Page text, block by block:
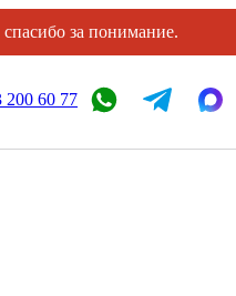
за понимание.
200 60 77